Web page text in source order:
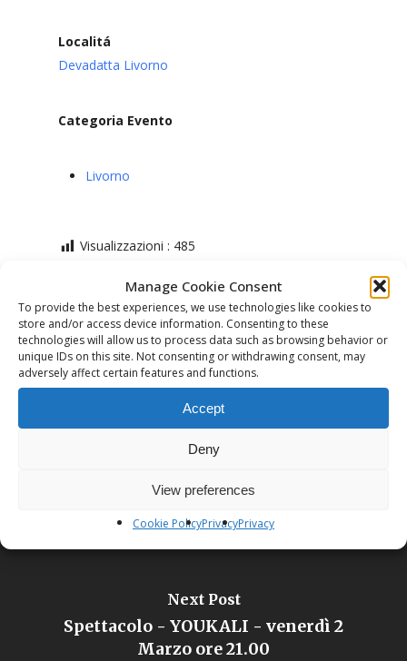
Manage Cookie Consent
To provide the best experiences, we use technologies like cookies to
store and/or access device information. Consenting to these
technologies will allow us to process data such as browsing behavior or
unique IDs on this site. Not consenting or withdrawing consent, may
adversely affect certain features and functions.
Accept
Deny
View preferences
Cookie PolicyPrivacyPrivacy
Localitá
Devadatta Livorno
Categoria Evento
Livorno
Visualizzazioni : 485
Previous Post
YOGA E RESPIRO
Next Post
Spettacolo - YOUKALI - venerdì 2
Marzo ore 21.00